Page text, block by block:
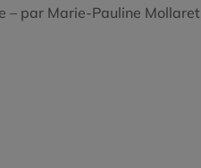
– par Marie-Pauline Mollaret